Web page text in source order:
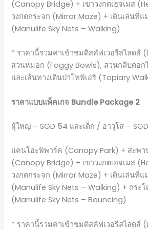
(Canopy Bridge) + เขาวงกตเฮจเมส
วงกตกระจก (Mirror Maze) + เดินเล่นที่
(Manulife Sky Nets – Walking)
* ราคานี้รวมค่าเข้าชมดิสคัฟเวอรีสไลดส์
สวนหมอก (Foggy Bowls), สวนกลีบดอ
และเส้นทางเดินป่าโทพิเอริ (Topiary
ราคาแบบแพ็คเกจ Bundle Package 2
ผู้ใหญ่ – SGD 54 และเด็ก / อาวุโส –
แคนโอะพิพาร์ค (Canopy Park) + สะพ
(Canopy Bridge) + เขาวงกตเฮจเมส
วงกตกระจก (Mirror Maze) + เดินเล่นที่
(Manulife Sky Nets – Walking) + กระ
(Manulife Sky Nets – Bouncing)
* ราคานี้รวมค่าเข้าชมดิสคัฟเวอรีสไลดส์